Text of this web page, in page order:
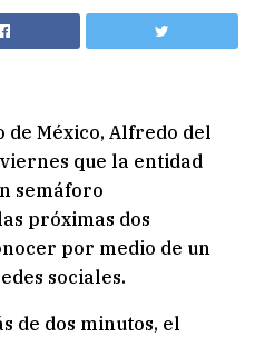
de México, Alfredo del
que la entidad
semáforo
próximas dos
por medio de un
sociales.
de dos minutos, el